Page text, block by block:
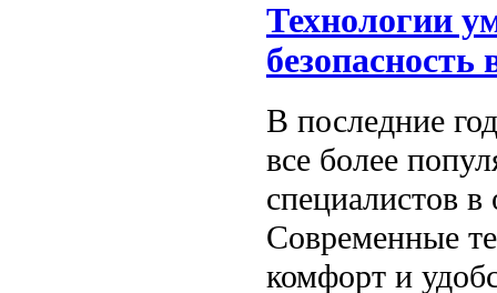
Технологии
безопасность
В последние
все более
специалистов в
Современные
комфорт и